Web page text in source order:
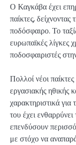
Ο Καγκάβα έχει
παίκτες,
ποδόσφαιρο. Το
ευρωπαϊκές λίγκες
ποδοσφαιριστές
Πολλοί νέοι
εργασιακής ηθικής
χαρακτηριστικά για
του έχει
επενδύσουν
με στόχο να